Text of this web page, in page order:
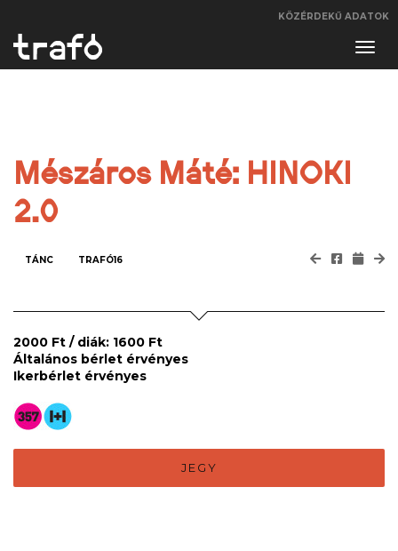
KÖZÉRDEKŰ ADATOK
Mészáros Máté: HINOKI
2.0
TÁNC TRAFÓ16
2000 Ft / diák: 1600 Ft
Általános bérlet érvényes
Ikerbérlet érvényes
JEGY